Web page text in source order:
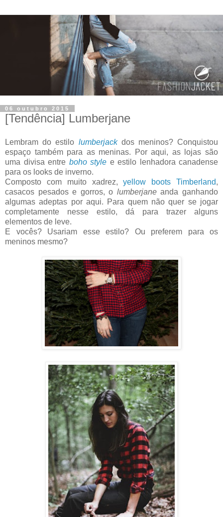
06 outubro 2015
[Tendência] Lumberjane
Lembram do estilo lumberjackdos meninos? Conquistou
espaço também para as meninas. Por aqui, as lojas são
uma divisa entre boho style e estilo lenhadora canadense
para os looks de inverno.
Composto com muito xadrez,yellow boots Timberland,
casacos pesados e gorros, o lumberjaneanda ganhando
algumas adeptas por aqui. Para quem não quer se jogar
completamente nesse estilo, dá para trazer alguns
elementos de leve.
E vocês? Usariam esse estilo? Ou preferem para os
meninos mesmo?